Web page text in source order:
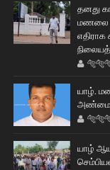
தனது
மணலை
யாழ்.
யாழ்